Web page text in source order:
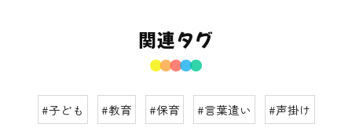
関連タグ
#子ども #教育 #保育 #言葉遣い #声掛け